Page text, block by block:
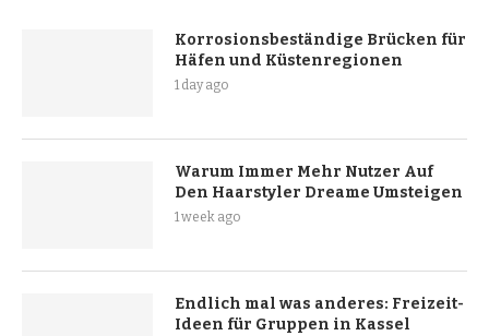
Korrosionsbeständige Brücken für
Häfen und Küstenregionen
1 day ago
Warum Immer Mehr Nutzer Auf
Den Haarstyler Dreame Umsteigen
1 week ago
Endlich mal was anderes: Freizeit-
Ideen für Gruppen in Kassel